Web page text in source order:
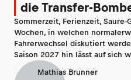
die Transfer-
Sommerzeit, Ferienzeit,
Wochen, in welchen
Fahrerwechsel diskutiert
Saison 2027 hin lässt auf sich
Mathias Brunner